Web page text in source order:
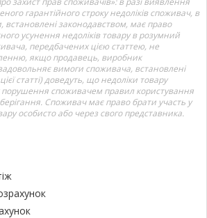
гарантійного строку недоліків споживач, в
встановлені законодавством, має право
усунення недоліків товару в розумний
передбачених цією статтею, не
якщо продавець, виробник
вимоги споживача, встановлені
статті) доведуть, що недоліки товару
порушення споживачем правил користування
Споживач має право брати участь у
особисто або через свого представника.